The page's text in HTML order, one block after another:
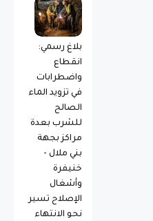
بلاغ رسمي:
انقطاع
واضطرابات
في تزويد الماء
الصالح
للشرب بعدة
مراكز بجهة
بني ملال -
خنيفرة
وأشغال
الإصلاح تسير
نحو الانتهاء